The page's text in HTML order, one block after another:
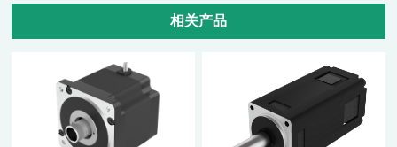
相关产品